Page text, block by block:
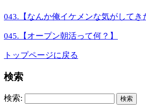
043.【なんか俺イケメンな気がしてき
045.【オープン朝活って何？】
トップページに戻る
検索
検索: